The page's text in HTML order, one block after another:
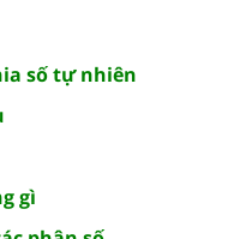
số tự nhiên
gì